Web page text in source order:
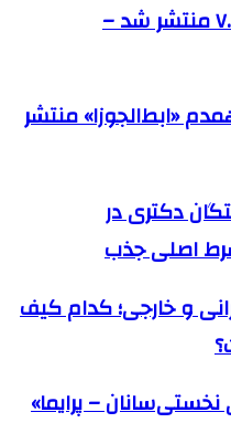
وردپرس فارسی نگارش ۷.۰ منتشر شد –
«ابط‌الجوزا» منتشر
دکتری در
و خارجی؛ کدام کیف
– پرایما»